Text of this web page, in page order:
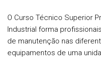
O Curso Técnico Superior
Industrial forma
de manutenção nas
equipamentos de uma